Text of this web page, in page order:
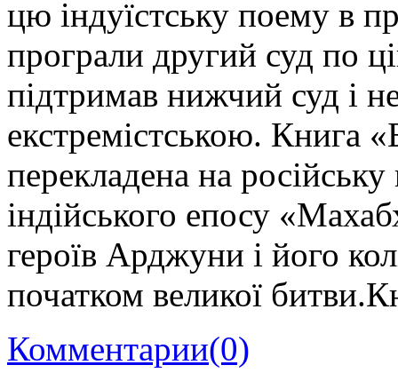
цю індуїстську поему в
програли другий суд по
підтримав нижчий суд і
екстремістською. Книга
перекладена на
індійського епосу
героїв Арджуни і його
початком великої
Комментарии(0)